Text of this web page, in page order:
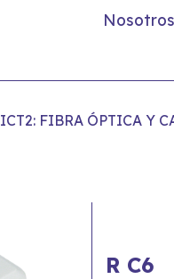
Nosotros
ICT2: FIBRA ÓPTICA Y
R C6